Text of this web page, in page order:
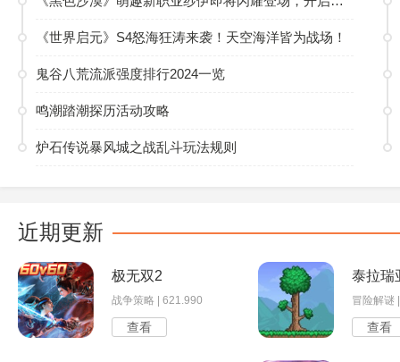
《世界启元》S4怒海狂涛来袭！天空海洋皆为战场！
鬼谷八荒流派强度排行2024一览
鸣潮踏潮探历活动攻略
炉石传说暴风城之战乱斗玩法规则
近期更新
极无双2
战争策略 | 621.990
查看
泰拉瑞
冒险解谜
查看